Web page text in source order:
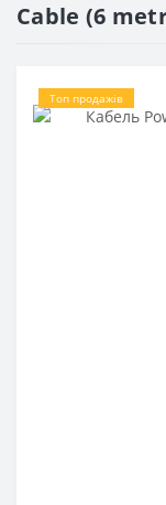
Cable (6
Топ продажів